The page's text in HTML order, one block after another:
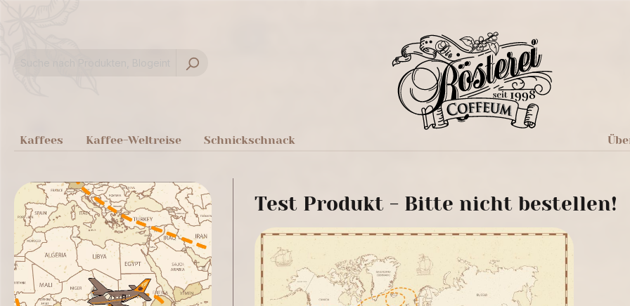
Kaffees Kaffee-Weltreise Schnickschnack
Test Produkt - Bitte nicht bestellen!